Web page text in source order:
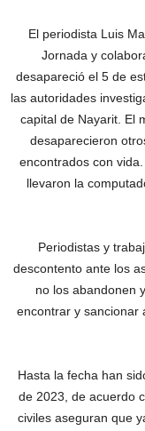
El periodista Luis
Jornada y
desapareció el 5 de
las autoridades
capital de Nayarit. El
desaparecieron
encontrados con
llevaron la
Periodistas y
descontento ante los
no los abandonen
encontrar y sancionar
Hasta la fecha han
de 2023, de acuerdo
civiles aseguran que